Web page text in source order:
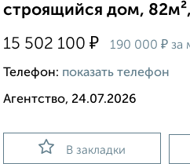
строящийся дом,
15 502 100 ₽ 190 000 ₽ за
Телефон: показать телефон
Агентство, 24.07.2026
В закладки